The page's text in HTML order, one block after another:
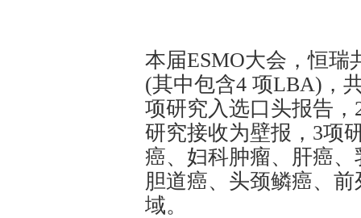
本届ESMO大会，恒瑞
(其中包含4 项LBA)，
项研究入选口头报告
研究接收为壁报，3项
癌、妇科肿瘤、肝癌
胆道癌、头颈鳞癌、
域。